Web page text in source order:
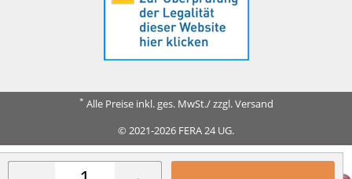
* Alle Preise inkl. ges. MwSt./ zzgl. Versand
© 2021-2026 FERA 24 UG.
FERA INTERNATIONAL: